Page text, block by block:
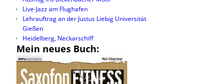
Live-Jazz am Flughafen
Lehrauftrag an der Justus Liebig Universität
Gießen
Heidelberg, Neckarschiff
Mein neues Buch: